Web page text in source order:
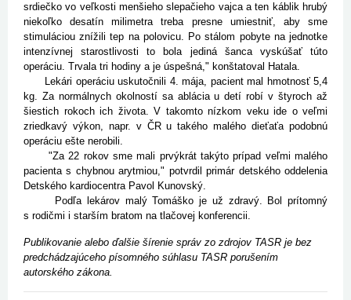
srdiečko vo veľkosti menšieho slepačieho vajca a ten káblik hrubý
niekoľko desatín milimetra treba presne umiestniť, aby sme
stimuláciou znížili tep na polovicu. Po stálom pobyte na jednotke
intenzívnej starostlivosti to bola jediná šanca vyskúšať túto
operáciu. Trvala tri hodiny a je úspešná," konštatoval Hatala.
Lekári operáciu uskutočnili 4. mája, pacient mal hmotnosť 5,4
kg. Za normálnych okolností sa ablácia u detí robí v štyroch až
šiestich rokoch ich života. V takomto nízkom veku ide o veľmi
zriedkavý výkon, napr. v ČR u takého malého dieťaťa podobnú
operáciu ešte nerobili.
"Za 22 rokov sme mali prvýkrát takýto prípad veľmi malého
pacienta s chybnou arytmiou," potvrdil primár detského oddelenia
Detského kardiocentra Pavol Kunovský.
Podľa lekárov malý Tomáško je už zdravý. Bol prítomný
s rodičmi i starším bratom na tlačovej konferencii.
Publikovanie alebo ďalšie šírenie správ zo zdrojov TASR je bez
predchádzajúceho písomného súhlasu TASR porušením
autorského zákona.